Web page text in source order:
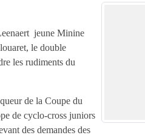
jeune Minine
le double
les rudiments du
de la Coupe du
de cyclo-cross juniors
des demandes des